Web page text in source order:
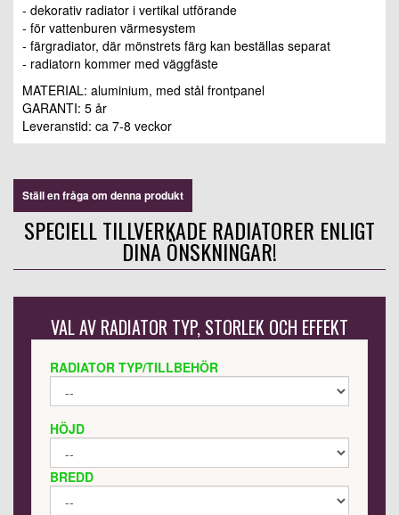
- dekorativ radiator i vertikal utförande
- för vattenburen värmesystem
- färgradiator, där mönstrets färg kan beställas separat
- radiatorn kommer med väggfäste
MATERIAL: aluminium, med stål frontpanel
GARANTI: 5 år
Leveranstid: ca 7-8 veckor
Ställ en fråga om denna produkt
SPECIELL TILLVERKADE RADIATORER ENLIGT
DINA ÖNSKNINGAR!
VAL AV RADIATOR TYP, STORLEK OCH EFFEKT
RADIATOR TYP/TILLBEHÖR
HÖJD
BREDD